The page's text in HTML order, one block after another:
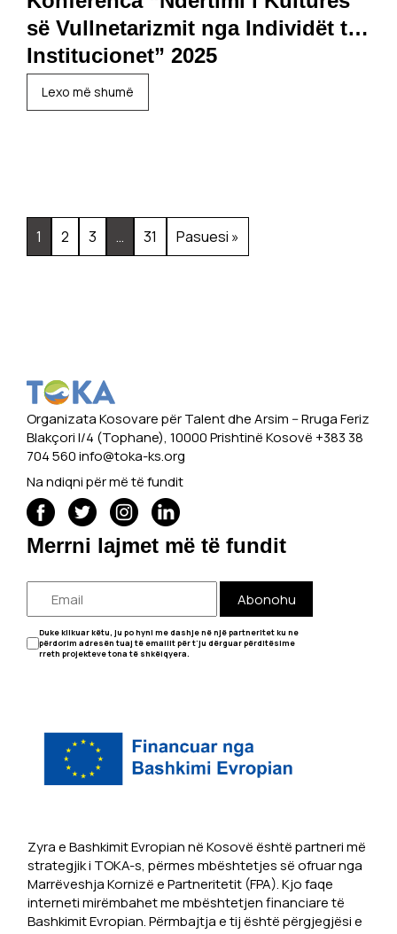
së Vullnetarizmit nga Individët tek
Institucionet” 2025
Lexo më shumë
1 2 3 … 31 Pasuesi »
Organizata Kosovare për Talent dhe Arsim -- Rruga Feriz
Blakçori I/4 (Tophane), 10000 Prishtinë Kosovë +383 38
704 560info@toka-ks.org
Na ndiqni për më të fundit
Merrni lajmet më të fundit
Abonohu
Duke klikuar këtu, ju po hyni me dashje në një partneritet ku ne
përdorim adresën tuaj të emailit për t'ju dërguar përditësime
rreth projekteve tona të shkëlqyera.
Zyra e Bashkimit Evropian në Kosovë është partneri më
strategjik i TOKA-s, përmes mbështetjes së ofruar nga
Marrëveshja Kornizë e Partneritetit (FPA). Kjo faqe
interneti mirëmbahet me mbështetjen financiare të
Bashkimit Evropian. Përmbajtja e tij është përgjegjësi e